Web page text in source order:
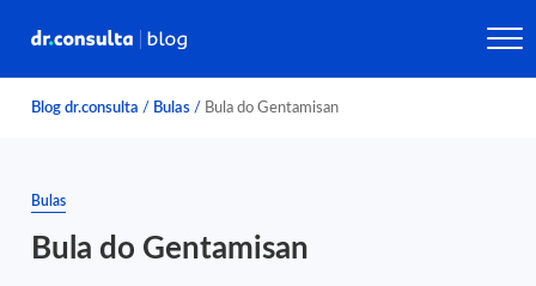
Blog dr.consulta / Bulas / Bula do Gentamisan
Bulas
Bula do Gentamisan